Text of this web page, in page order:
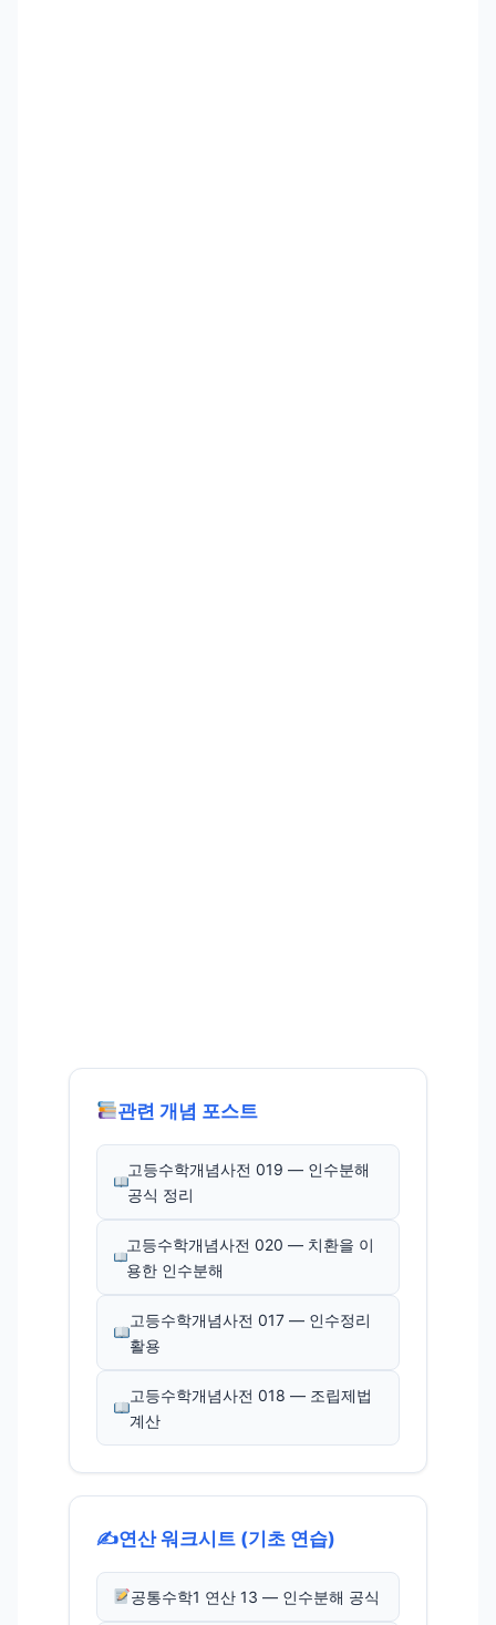
관련 개념 포스트
고등수학개념사전 019 — 인수분해
공식 정리
고등수학개념사전 020 — 치환을 이
용한 인수분해
고등수학개념사전 017 — 인수정리
활용
고등수학개념사전 018 — 조립제법
계산
✍️연산 워크시트 (기초 연습)
공통수학1 연산 13 — 인수분해 공식